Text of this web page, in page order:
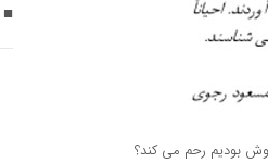
بودیم رحم می کند؟